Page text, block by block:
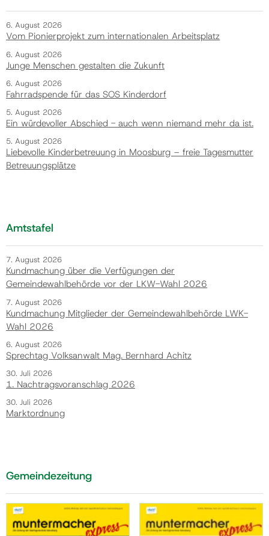
6. August 2026
Vom Pionierprojekt zum internationalen Arbeitsplatz
6. August 2026
Junge Menschen gestalten die Zukunft
6. August 2026
Fahrradspende für das SOS Kinderdorf
5. August 2026
Ein würdevoller Abschied - auch wenn niemand mehr da ist.
5. August 2026
Liebevolle Kinderbetreuung in Moosburg – freie Tagesmutter
Betreuungsplätze
Amtstafel
7. August 2026
Kundmachung über die Verfügungen der
Gemeindewahlbehörde vor der LKW-Wahl 2026
7. August 2026
Kundmachung Mitglieder der Gemeindewahlbehörde LWK-
Wahl 2026
6. August 2026
Sprechtag Volksanwalt Mag. Bernhard Achitz
30. Juli 2026
1. Nachtragsvoranschlag 2026
30. Juli 2026
Marktordnung
Gemeindezeitung